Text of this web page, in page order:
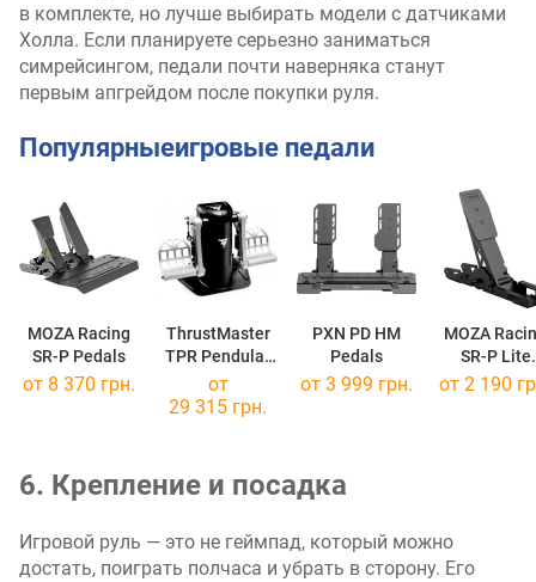
в комплекте, но лучше выбирать модели с датчиками
Холла. Если планируете серьезно заниматься
симрейсингом, педали почти наверняка станут
первым апгрейдом после покупки руля.
Популярныеигровые педали
MOZA Racing
SR-P Pedals
ThrustMaster
TPR Pendular
Rudder
PXN PD HM
Pedals
MOZA
SR-P Lite
Clutch
от 8 370 грн.
от
29 315 грн.
от 3 999 грн. от 2 190
6. Крепление и посадка
Игровой руль — это не геймпад, который можно
достать, поиграть полчаса и убрать в сторону. Его